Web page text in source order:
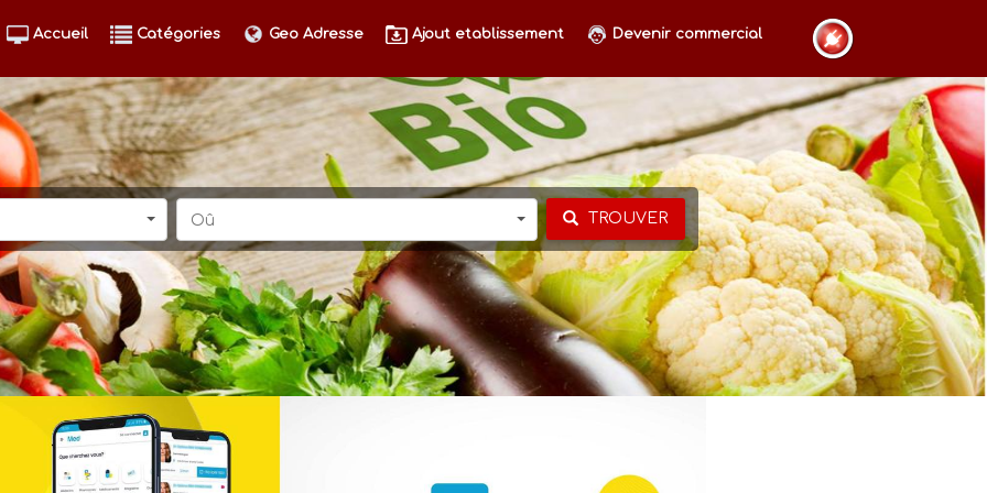
Accueil Catégories Geo Adresse Ajout etablissement Devenir commercial
Oû TROUVER